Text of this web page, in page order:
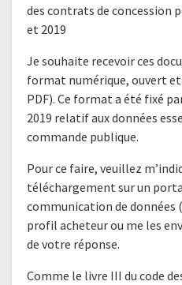
des contrats de concession
et 2019
Je souhaite recevoir ces
format numérique, ouvert
PDF). Ce format a été fixé
2019 relatif aux données
commande publique.
Pour ce faire, veuillez
téléchargement sur un
communication de données
profil acheteur ou me les
de votre réponse.
Comme le livre III du code